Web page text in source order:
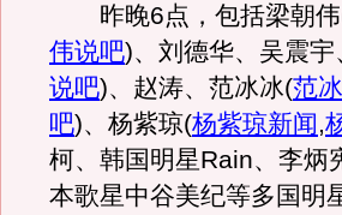
昨晚6点，包括梁朝伟
伟说吧)、刘德华、吴震宇
说吧)、赵涛、范冰冰(范
吧)、杨紫琼(杨紫琼新闻,
柯、韩国明星Rain、李炳
本歌星中谷美纪等多国明